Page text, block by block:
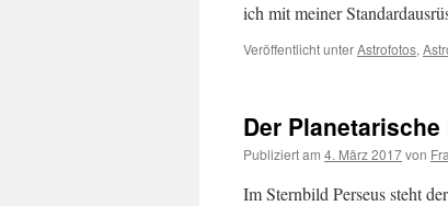
ich mit meiner
Veröffentlicht unterAstrofotos,
Der Planetarische
Publiziert am 4. März 2017von
Im Sternbild Perseus steht